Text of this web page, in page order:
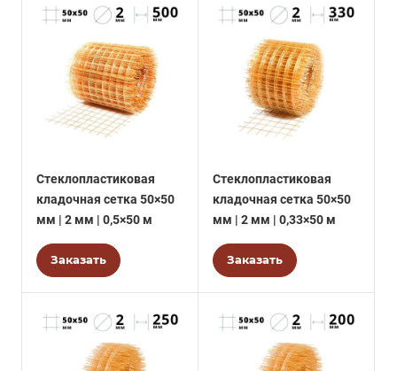
Стеклопластиковая
кладочная сетка 50×50
мм | 2 мм | 0,5×50 м
Заказать
Стеклопластиковая
кладочная сетка 50×50
мм | 2 мм | 0,33×50 м
Заказать